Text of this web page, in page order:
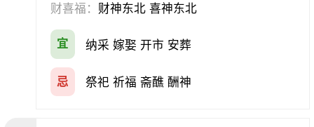
财喜福： 财神东北 喜神东北
宜 纳采 嫁娶 开市 安葬
忌 祭祀 祈福 斋醮 酬神